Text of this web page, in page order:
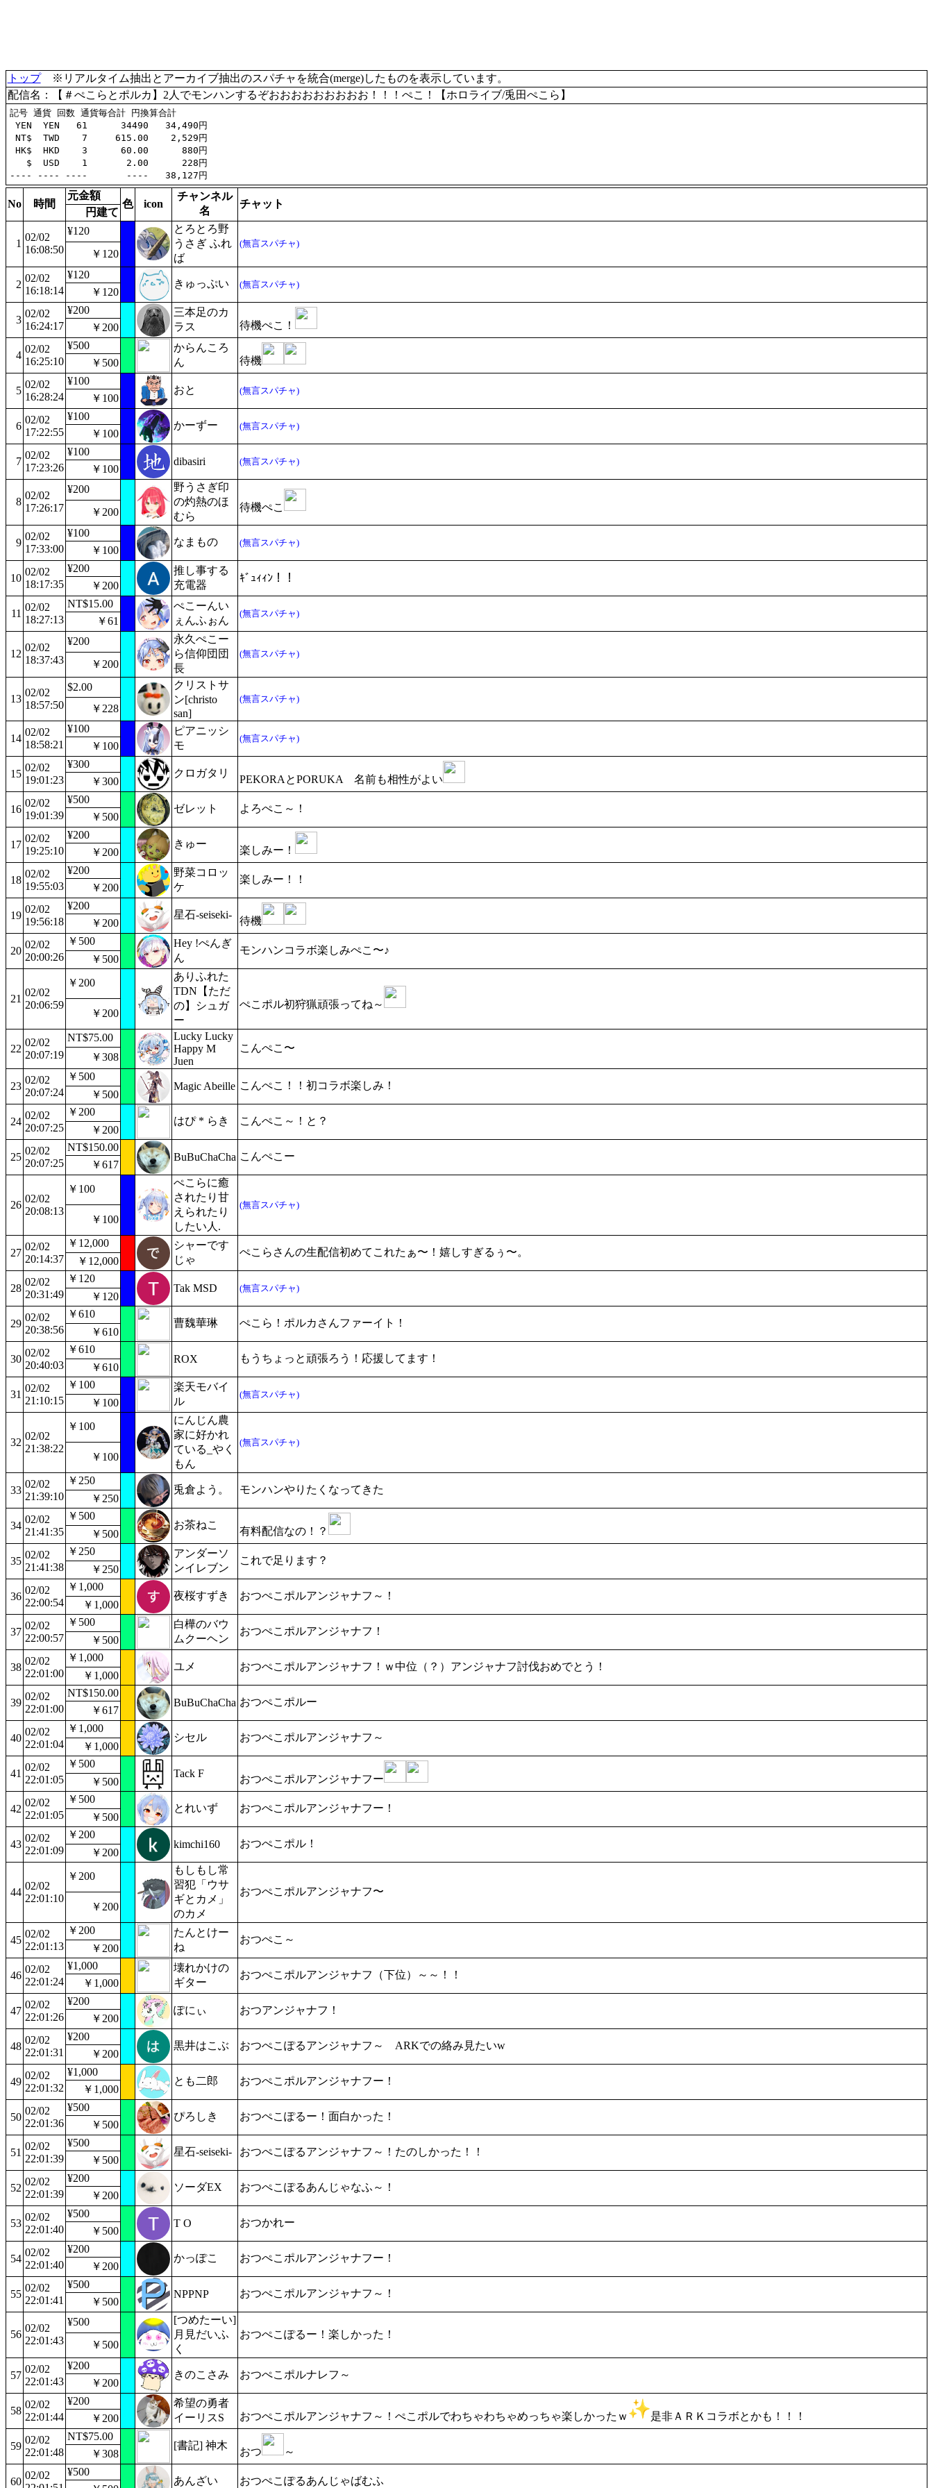
トップ※リアルタイム抽出とアーカイブ抽出のスパチャを統合(merge)したものを表示しています。
配信名：【＃ぺこらとポルカ】2人でモンハンするぞおおおおおおおおお！！！ぺこ！【ホロライブ/兎田ぺこら】
記号 通貨 回数 通貨毎合計 円換算合計
YEN  YEN   61      34490   34,490円
NT$  TWD    7     615.00    2,529円
HK$  HKD    3      60.00      880円
   $  USD    1       2.00      228円
No 時間
元金額
色 icon
チャンネル
名
チャット
円建て
1
02/02
16:08:50
¥120
とろとろ野
うさぎ ふれ
ば
(無言スパチャ)
￥120
2
02/02
16:18:14
¥120
きゅっぷい (無言スパチャ)
￥120
3
02/02
16:24:17
¥200
三本足のカ
ラス
待機ぺこ！
￥200
4
02/02
16:25:10
¥500
からんころ
ん
待機
￥500
5
02/02
16:28:24
¥100
おと (無言スパチャ)
￥100
6
02/02
17:22:55
¥100
かーずー (無言スパチャ)
￥100
7
02/02
17:23:26
¥100
dibasiri
(無言スパチャ)
￥100
8
02/02
17:26:17
¥200
野うさぎ印
の灼熱のほ
むら
待機ぺこ
￥200
9
02/02
17:33:00
¥100
なまもの (無言スパチャ)
￥100
10
02/02
18:17:35
¥200
推し事する
充電器
ｷﾞｭｨｨﾝ！！
￥200
11
02/02
18:27:13
NT$15.00
ぺこーんい
ぇんふぉん
(無言スパチャ)
￥61
12
02/02
18:37:43
¥200
永久ぺこー
ら信仰団団
長
(無言スパチャ)
￥200
13
02/02
18:57:50
$2.00
クリストサ
ン[christo
san]
(無言スパチャ)
￥228
14
02/02
18:58:21
¥100
ピアニッシ
モ
(無言スパチャ)
￥100
15
02/02
19:01:23
¥300
クロガタリ
PEKORAとPORUKA 名前も相性がよい
￥300
16
02/02
19:01:39
¥500
ゼレット よろぺこ～！
￥500
17
02/02
19:25:10
¥200
きゅー
楽しみー！
￥200
18
02/02
19:55:03
¥200
野菜コロッ
ケ
楽しみー！！
￥200
19
02/02
19:56:18
¥200
星石-seiseki-
待機
￥200
20
02/02
20:00:26
￥500
Hey !ぺんぎ
ん
モンハンコラボ楽しみぺこ〜♪
￥500
21
02/02
20:06:59
￥200
ありふれた
TDN【ただ
の】シュガ
ー
ぺこポル初狩猟頑張ってね～
￥200
22
02/02
20:07:19
NT$75.00
Lucky Lucky
Happy M
Juen
こんぺこ〜
￥308
23
02/02
20:07:24
￥500
Magic Abeille こんぺこ！！初コラボ楽しみ！
￥500
24
02/02
20:07:25
￥200
はぴ * らき こんぺこ～！と？
￥200
25
02/02
20:07:25
NT$150.00
BuBuChaCha こんぺこー
￥617
26
02/02
20:08:13
￥100
ぺこらに癒
されたり甘
えられたり
したい人.
(無言スパチャ)
￥100
27
02/02
20:14:37
￥12,000
シャーです
じゃ
ぺこらさんの生配信初めてこれたぁ〜！嬉しすぎるぅ〜。
￥12,000
28
02/02
20:31:49
￥120
Tak MSD
(無言スパチャ)
￥120
29
02/02
20:38:56
￥610
曹魏華琳 ぺこら！ポルカさんファーイト！
￥610
30
02/02
20:40:03
￥610
ROX
もうちょっと頑張ろう！応援してます！
￥610
31
02/02
21:10:15
￥100
楽天モバイ
ル
(無言スパチャ)
￥100
32
02/02
21:38:22
￥100
にんじん農
家に好かれ
ている_やく
もん
(無言スパチャ)
￥100
33
02/02
21:39:10
￥250
兎倉よう。 モンハンやりたくなってきた
￥250
34
02/02
21:41:35
￥500
お茶ねこ
有料配信なの！？
￥500
35
02/02
21:41:38
￥250
アンダーソ
ンイレブン
これで足ります？
￥250
36
02/02
22:00:54
￥1,000
夜桜すずき おつぺこポルアンジャナフ～！
￥1,000
37
02/02
22:00:57
￥500
白樺のバウ
ムクーヘン
おつぺこポルアンジャナフ！
￥500
38
02/02
22:01:00
￥1,000
ユメ おつぺこポルアンジャナフ！ｗ中位（？）アンジャナフ討伐おめでとう！
￥1,000
39
02/02
22:01:00
NT$150.00
BuBuChaCha おつぺこポルー
￥617
40
02/02
22:01:04
￥1,000
シセル おつぺこポルアンジャナフ～
￥1,000
41
02/02
22:01:05
￥500
Tack F
おつぺこポルアンジャナフー
￥500
42
02/02
22:01:05
￥500
とれいず おつぺこポルアンジャナフー！
￥500
43
02/02
22:01:09
￥200
kimchi160
おつぺこポル！
￥200
44
02/02
22:01:10
￥200
もしもし常
習犯「ウサ
ギとカメ」
のカメ
おつぺこポルアンジャナフ〜
￥200
45
02/02
22:01:13
￥200
たんとけー
ね
おつぺこ～
￥200
46
02/02
22:01:24
¥1,000
壊れかけの
ギター
おつぺこポルアンジャナフ（下位）～～！！
￥1,000
47
02/02
22:01:26
¥200
ぽにぃ おつアンジャナフ！
￥200
48
02/02
22:01:31
¥200
黒井はこぶ おつぺこぽるアンジャナフ～ ARKでの絡み見たいw
￥200
49
02/02
22:01:32
¥1,000
とも二郎 おつぺこポルアンジャナフー！
￥1,000
50
02/02
22:01:36
¥500
ぴろしき おつぺこぽるー！面白かった！
￥500
51
02/02
22:01:39
¥500
星石-seiseki- おつぺこぽるアンジャナフ～！たのしかった！！
￥500
52
02/02
22:01:39
¥200
ソーダEX おつぺこぽるあんじゃなふ～！
￥200
53
02/02
22:01:40
¥500
T O
おつかれー
￥500
54
02/02
22:01:40
¥200
かっぽこ おつぺこポルアンジャナフー！
￥200
55
02/02
22:01:41
¥500
NPPNP
おつぺこポルアンジャナフ～！
￥500
56
02/02
22:01:43
¥500
[つめたーい]
月見だいふ
く
おつぺこぽるー！楽しかった！
￥500
57
02/02
22:01:43
¥200
きのこさみ おつぺこポルナレフ～
￥200
58
02/02
22:01:44
¥200
希望の勇者
イーリスS
おつぺこポルアンジャナフ～！ぺこポルでわちゃわちゃめっちゃ楽しかったｗ 是非ＡＲＫコラボとかも！！！
￥200
59
02/02
22:01:48
NT$75.00
[書記] 神木
おつ ～
￥308
60
02/02
¥500
あんざい おつぺこぽるあんじゃばむふ